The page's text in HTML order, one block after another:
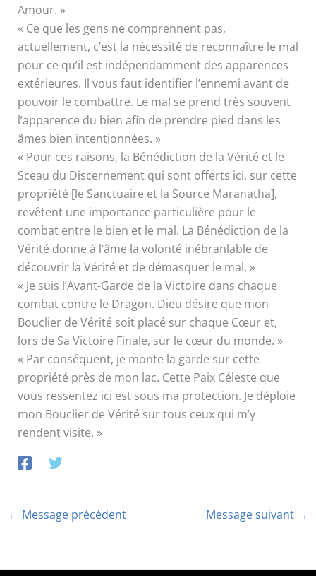
Amour. »
« Ce que les gens ne comprennent pas,
actuellement, c’est la nécessité de reconnaître le mal
pour ce qu’il est indépendamment des apparences
extérieures. Il vous faut identifier l’ennemi avant de
pouvoir le combattre. Le mal se prend très souvent
l’apparence du bien afin de prendre pied dans les
âmes bien intentionnées. »
« Pour ces raisons, la Bénédiction de la Vérité et le
Sceau du Discernement qui sont offerts ici, sur cette
propriété [le Sanctuaire et la Source Maranatha],
revêtent une importance particulière pour le
combat entre le bien et le mal. La Bénédiction de la
Vérité donne à l’âme la volonté inébranlable de
découvrir la Vérité et de démasquer le mal. »
« Je suis l’Avant-Garde de la Victoire dans chaque
combat contre le Dragon. Dieu désire que mon
Bouclier de Vérité soit placé sur chaque Cœur et,
lors de Sa Victoire Finale, sur le cœur du monde. »
« Par conséquent, je monte la garde sur cette
propriété près de mon lac. Cette Paix Céleste que
vous ressentez ici est sous ma protection. Je déploie
mon Bouclier de Vérité sur tous ceux qui m’y
rendent visite. »
← Message précédent Message suivant →